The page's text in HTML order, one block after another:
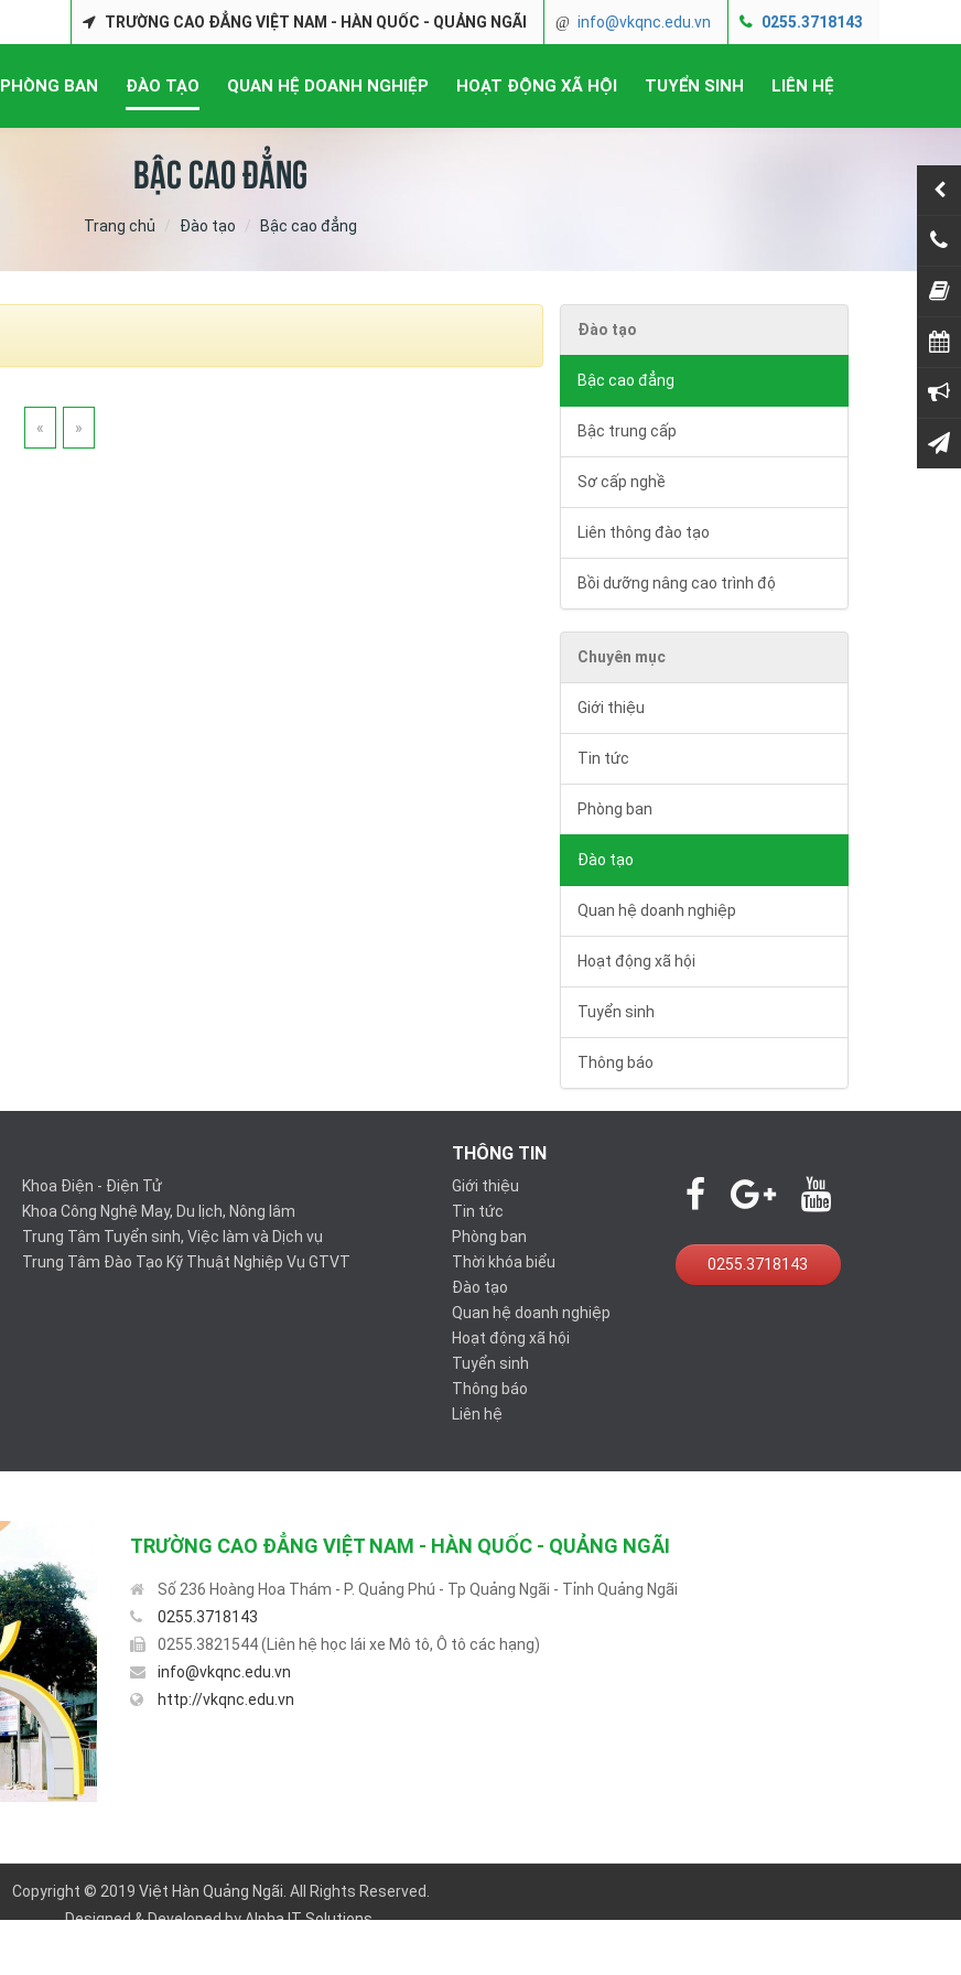
TRƯỜNG CAO ĐẲNG VIỆT NAM - HÀN QUỐC - QUẢNG NGÃI info@vkqnc.edu.vn 0255.3718143
PHÒNG BAN ĐÀO TẠO QUAN HỆ DOANH NGHIỆP HOẠT ĐỘNG XÃ HỘI TUYỂN SINH LIÊN HỆ
Bậc cao đẳng
Trang chủ Đào tạo Bậc cao đẳng
« »
Đào tạo
Bậc cao đẳng
Bậc trung cấp
Sơ cấp nghề
Liên thông đào tạo
Bồi dưỡng nâng cao trình độ
Chuyên mục
Giới thiệu
Tin tức
Phòng ban
Đào tạo
Quan hệ doanh nghiệp
Hoạt động xã hội
Tuyển sinh
Thông báo
Khoa Điện - Điện Tử
Khoa Công Nghệ May, Du lịch, Nông lâm
Trung Tâm Tuyển sinh, Việc làm và Dịch vụ
Trung Tâm Đào Tạo Kỹ Thuật Nghiệp Vụ GTVT
THÔNG TIN
Giới thiệu
Tin tức
Phòng ban
Thời khóa biểu
Đào tạo
Quan hệ doanh nghiệp
Hoạt động xã hội
Tuyển sinh
Thông báo
Liên hệ
0255.3718143
TRƯỜNG CAO ĐẲNG VIỆT NAM - HÀN QUỐC - QUẢNG NGÃI
Số 236 Hoàng Hoa Thám - P. Quảng Phú - Tp Quảng Ngãi - Tỉnh Quảng Ngãi
0255.3718143
0255.3821544 (Liên hệ học lái xe Mô tô, Ô tô các hạng)
info@vkqnc.edu.vn
http://vkqnc.edu.vn
Copyright © 2019 Việt Hàn Quảng Ngãi. All Rights Reserved.
Designed & Developed byAlpha IT Solutions.